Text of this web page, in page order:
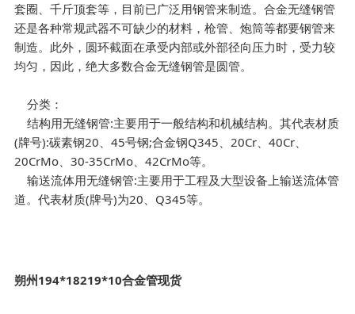
套圈、千斤顶套等，目前已广泛用钢管来制造。合金无缝钢管
还是各种常规武器不可缺少的材料，枪管、炮筒等都要钢管来
制造。此外，圆环截面在承受内部或外部径向压力时，受力较
均匀，因此，绝大多数合金无缝钢管是圆管。
分类：
结构用无缝钢管:主要用于一般结构和机械结构。其代表材质
(牌号):碳素钢20、45号钢;合金钢Q345、20Cr、40Cr、
20CrMo、30-35CrMo、42CrMo等。
输送流体用无缝钢管:主要用于工程及大型设备上输送流体管
道。代表材质(牌号)为20、Q345等。
朔州194*18219*10合金管现货